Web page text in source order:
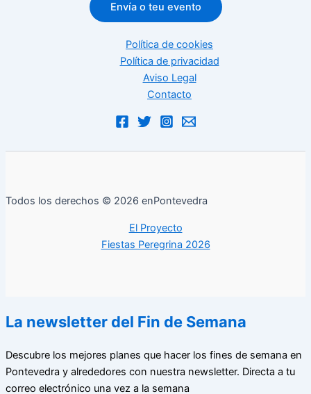
Envía o teu evento
Política de cookies
Política de privacidad
Aviso Legal
Contacto
Todos los derechos © 2026 enPontevedra
El Proyecto
Fiestas Peregrina 2026
La newsletter del Fin de Semana
Descubre los mejores planes que hacer los fines de semana en
Pontevedra y alrededores con nuestra newsletter. Directa a tu
correo electrónico una vez a la semana